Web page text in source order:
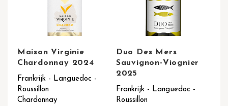
Maison Virginie
Chardonnay 2024
Frankrijk - Languedoc -
Roussillon
Chardonnay
Duo Des Mers
Sauvignon-Viognier
2025
Frankrijk - Languedoc -
Roussillon